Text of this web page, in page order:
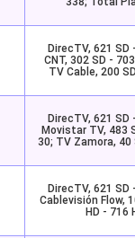
DirecTV, 621 SD
CNT, 302 SD -
TV Cable, 200
DirecTV, 621 SD
Movistar TV, 483
30; TV Zamora, 40
DirecTV, 621 SD
Cablevisión Flow,
HD - 716